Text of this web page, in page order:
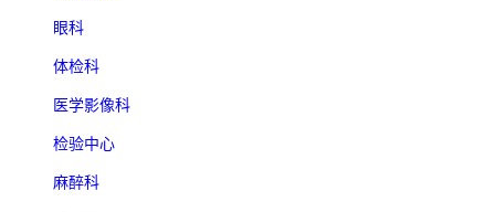
眼科
体检科
医学影像科
检验中心
麻醉科